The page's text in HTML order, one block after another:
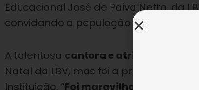
Educacional José de Paiva Netto, da
convidando a população a conhecer
A talentosa cantora e atriz Dhu Moraes
Natal da LBV, mas foi a primeira vez
Instituição. “Foi maravilhoso! A